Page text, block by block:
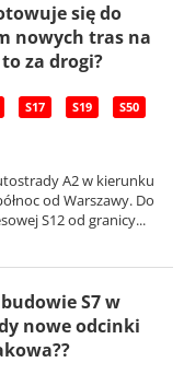
się do
nowych tras na
za drogi?
S17 S19 S50
A2 w kierunku
od Warszawy. Do
S12 od granicy...
S7 w
nowe odcinki